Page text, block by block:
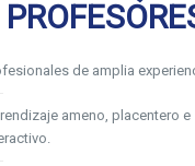
de amplia
ameno, placentero e